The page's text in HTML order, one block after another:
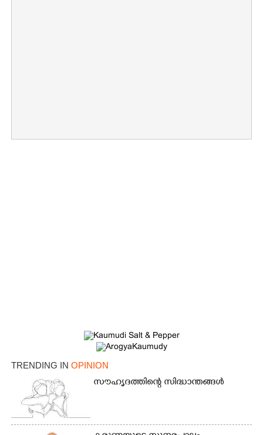
TRENDING IN OPINION
സൗഹൃദത്തിന്റെ സിദ്ധാന്തങ്ങൾ